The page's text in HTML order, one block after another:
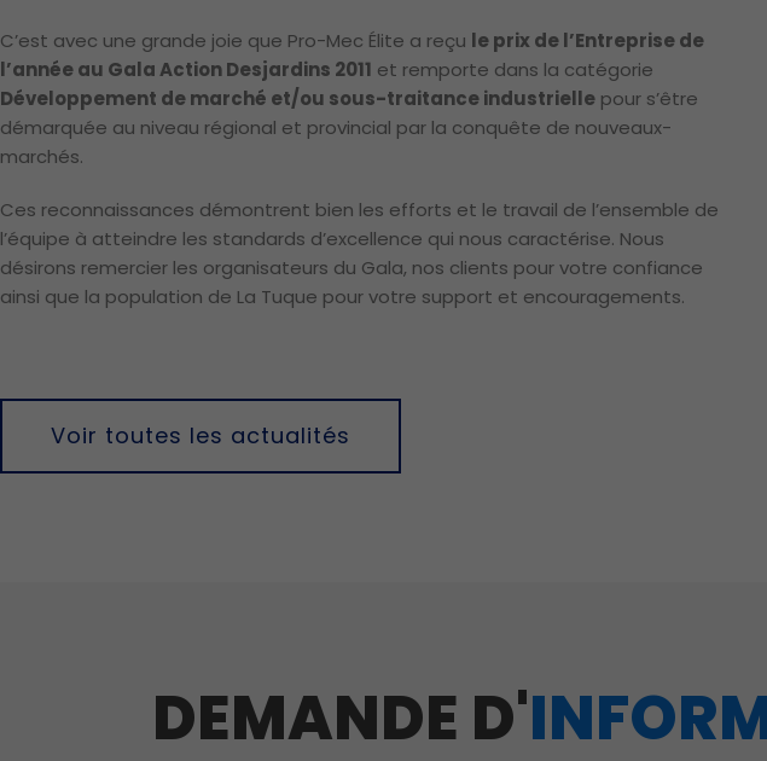
C’est avec une grande joie que Pro-Mec Élite a reçu le prix de l’Entreprise de
l’année au Gala Action Desjardins 2011 et remporte dans la catégorie
Développement de marché et/ou sous-traitance industrielle pour s’être
démarquée au niveau ré­gional et­ provincial par la conquête de nouvea­ux­
marchés.
Ces reconnaissances démontrent bien les efforts et le travail de l’ensemble de
l’équipe à atteindre les standards d’excellence qui nous caractérise. Nous
désirons remercier les organisateurs du Gala, nos clients pour votre confian­ce
ainsi que la population de La Tuque pour votre support et encourage­ments. ­­
Voir toutes les actualités
DEMANDE D'